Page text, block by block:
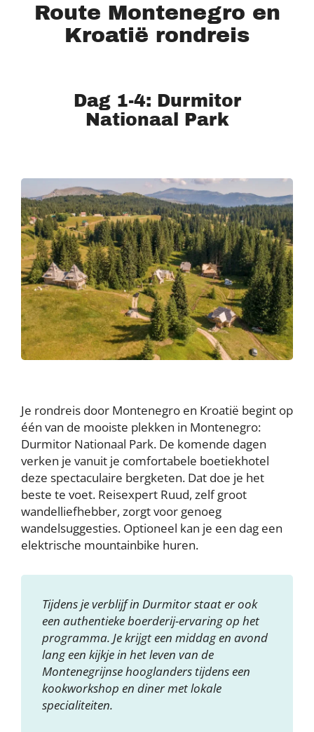
Route Montenegro en
Kroatië rondreis
Dag 1-4: Durmitor
Nationaal Park
Je rondreis door Montenegro en Kroatië begint op
één van de mooiste plekken in Montenegro:
Durmitor Nationaal Park. De komende dagen
verken je vanuit je comfortabele boetiekhotel
deze spectaculaire bergketen. Dat doe je het
beste te voet. Reisexpert Ruud, zelf groot
wandelliefhebber, zorgt voor genoeg
wandelsuggesties. Optioneel kan je een dag een
elektrische mountainbike huren.
Tijdens je verblijf in Durmitor staat er ook
een authentieke boerderij-ervaring op het
programma. Je krijgt een middag en avond
lang een kijkje in het leven van de
Montenegrijnse hooglanders tijdens een
kookworkshop en diner met lokale
specialiteiten.